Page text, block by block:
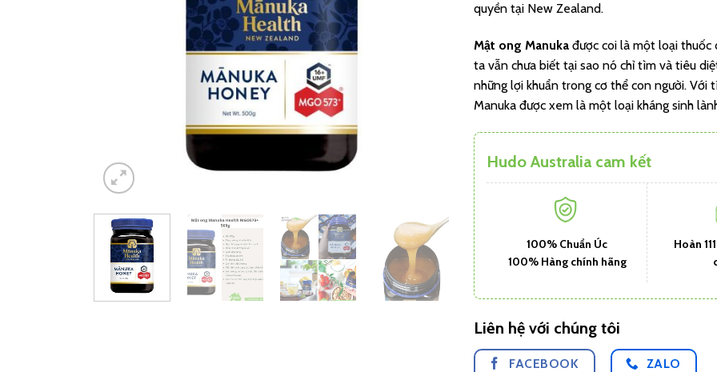
quyền tại New Zealand.
Mật ong Manuka được coi là một loại thuốc
ta vẫn chưa biết tại sao nó chỉ tìm và tiêu
những lợi khuẩn trong cơ thể con người. Với
Manuka được xem là một loại kháng sinh
Hudo Australia cam kết
100% Chuẩn Úc
100% Hàng chính hãng
Hoàn
Liên hệ với chúng tôi
FACEBOOK ZALO